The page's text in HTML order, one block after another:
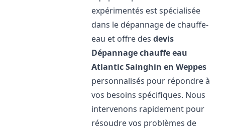
expérimentés est spécialisée
dans le dépannage de chauffe-
eau et offre desdevis
Dépannage chauffe eau
AtlanticSainghin en Weppes
personnalisés pour répondre à
vos besoins spécifiques. Nous
intervenons rapidement pour
résoudre vos problèmes de